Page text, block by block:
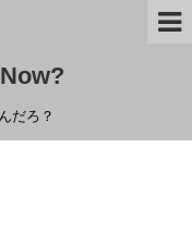
だろ？